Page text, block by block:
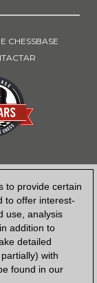
to provide certain
to offer interest-
use, analysis
addition to
detailed
with
found in our
CHESSBASE